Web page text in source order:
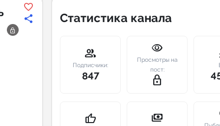
Telegram
New
Статистика канала
group
Подписчики:
847
visibility
Просмотры на
пост:
lock_outline
thumb_up payments